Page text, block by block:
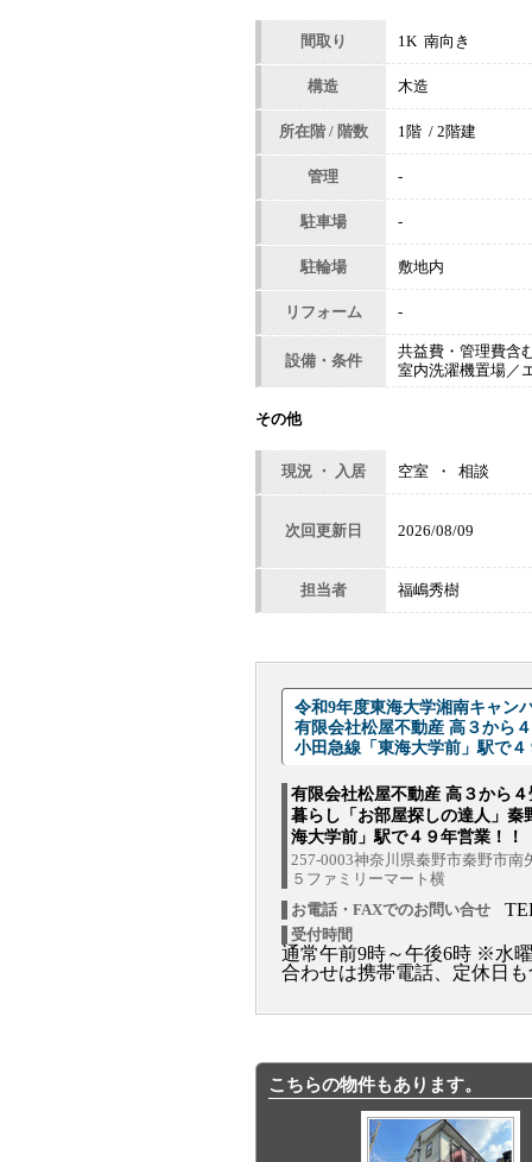
間取り 1K 南向き
構造 木造
所在階 / 階数 1階 / 2階建
管理 -
駐車場 -
駐輪場 敷地内
リフォーム -
設備・条件
共益費・管理費含
室内洗濯機置場／
その他
現況 ・ 入居 空室 ・ 相談
次回更新日 2026/08/09
担当者 福嶋秀樹
令和9年度東海大学湘南キャン
有限会社松屋不動産 高３から
小田急線「東海大学前」駅で４
有限会社松屋不動産 高３から
暮らし「お部屋探しの達人」秦
海大学前」駅で４９年営業！！
257-0003神奈川県秦野市秦野市南
５ファミリーマート横
お電話・FAXでのお問い合せ
受付時間
通常午前9時～午後6時 ※水
合わせは携帯電話、定休日
こちらの物件もあります。